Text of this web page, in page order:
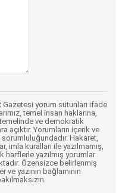
Gazetesi yorum sütunları ifade
temel insan haklarına,
ve demokratik
açıktır. Yorumların içerik ve
Hakaret,
imla kuralları ile yazılmamış,
harflerle yazılmış yorumlar
Özensizce belirlenmiş
ve yazının bağlamının